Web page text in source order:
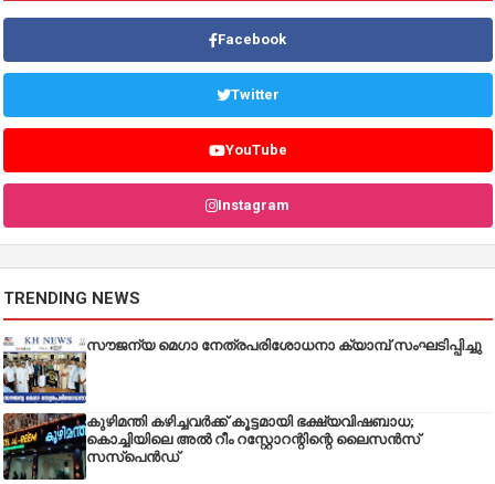
Facebook
Twitter
YouTube
Instagram
TRENDING NEWS
സൗജന്യ മെഗാ നേത്രപരിശോധനാ ക്യാമ്പ് സംഘടിപ്പിച്ചു
കുഴിമന്തി കഴിച്ചവർക്ക് കൂട്ടമായി ഭക്ഷ്യവിഷബാധ;
കൊച്ചിയിലെ അൽ റീം റസ്റ്റോറന്റിന്റെ ലൈസൻസ്
സസ്പെൻഡ്